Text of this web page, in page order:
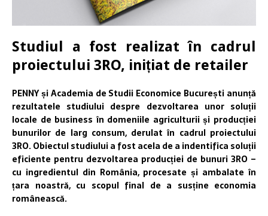
Studiul a fost realizat în cadrul
proiectului 3RO, inițiat de retailer
PENNY și Academia de Studii Economice București anunță
rezultatele studiului despre dezvoltarea unor soluții
locale de business în domeniile agriculturii și producției
bunurilor de larg consum, derulat în cadrul proiectului
3RO. Obiectul studiului a fost acela de a indentifica soluții
eficiente pentru dezvoltarea producției de bunuri 3RO –
cu ingredientul din România, procesate și ambalate în
țara noastră, cu scopul final de a susține economia
românească.